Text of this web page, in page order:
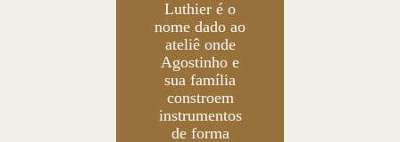
Luthier é o
nome dado ao
ateliê onde
Agostinho e
sua família
constroem
instrumentos
de forma